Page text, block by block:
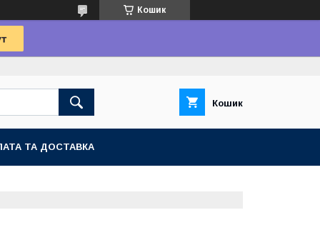
Кошик
Кошик
ТА ДОСТАВКА